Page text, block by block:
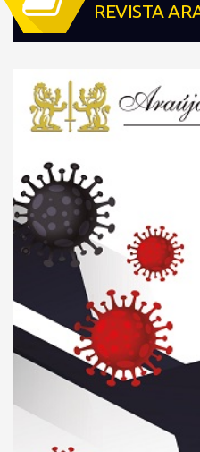
REVISTA